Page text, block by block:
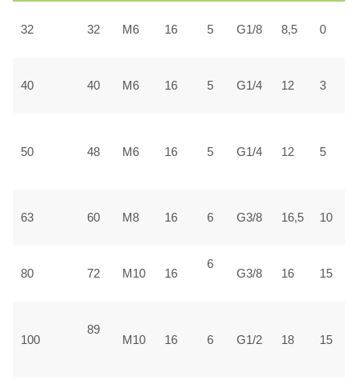
32 32 М6 16 5 G1/8 8,5 0
40 40 М6 16 5 G1/4 12 3
50 48 М6 16 5 G1/4 12 5
63 60 М8 16 6 G3/8 16,5 10
80 72 М10 16
6
G3/8 16 15
100
89
М10 16 6 G1/2 18 15